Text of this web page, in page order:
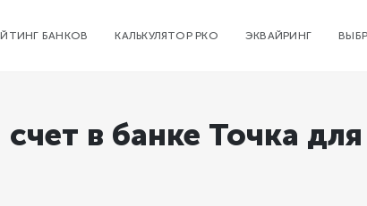
БАНКОВ КАЛЬКУЛЯТОР РКО ЭКВАЙРИНГ
в банке Точка